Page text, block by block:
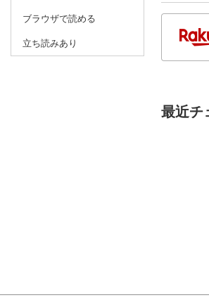
ブラウザで読める
立ち読みあり
最近チ